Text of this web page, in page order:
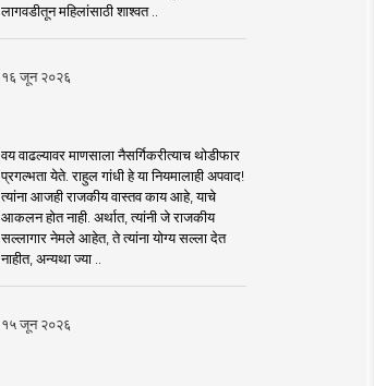
लागवडीतून महिलांसाठी शाश्वत ..
१६ जून २०२६
वय वाढल्यावर माणसाला नैसर्गिकरीत्याच थोडीफार
प्रगल्भता येते. राहुल गांधी हे या नियमालाही अपवाद!
त्यांना आजही राजकीय वास्तव काय आहे, याचे
आकलन होत नाही. अर्थात, त्यांनी जे राजकीय
सल्लागार नेमले आहेत, ते त्यांना योग्य सल्ला देत
नाहीत, अन्यथा ज्या ..
१५ जून २०२६